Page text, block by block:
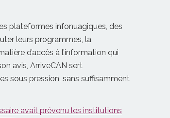
plateformes infonuagiques, des
leurs programmes, la
d’accès à l’information qui
avis, ArriveCAN sert
sous pression, sans suffisamment
avait prévenu les institutions